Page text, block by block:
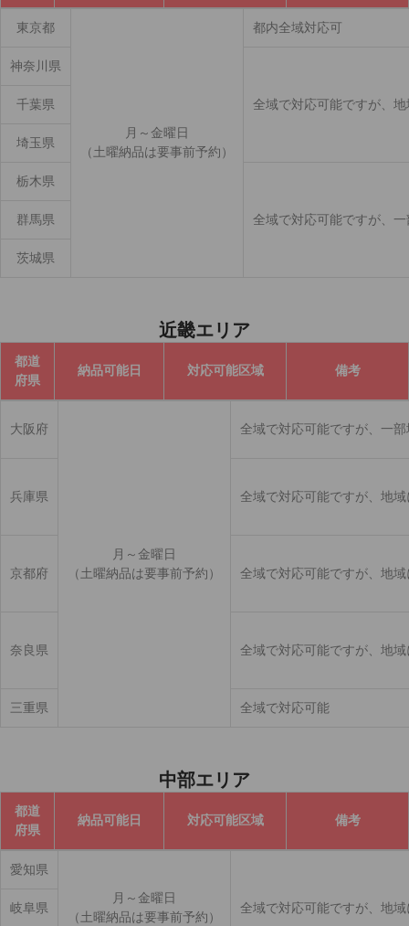
東京都
月～金曜日
（土曜納品は要事前予約）
都内全域対応可
神奈川県
全域で対応可能ですが、
千葉県
埼玉県
栃木県
全域で対応可能ですが、
群馬県
茨城県
近畿エリア
都道
府県
納品可能日 対応可能区域 備考
大阪府
月～金曜日
（土曜納品は要事前予約）
全域で対応可能ですが、一
兵庫県 全域で対応可能ですが、地
京都府 全域で対応可能ですが、地
奈良県 全域で対応可能ですが、地
三重県 全域で対応可能
中部エリア
都道
府県
納品可能日 対応可能区域 備考
愛知県
月～金曜日
（土曜納品は要事前予約）
全域で対応可能ですが、地
岐阜県